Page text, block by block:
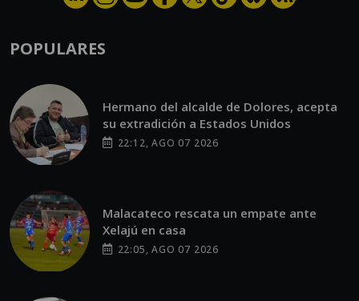
POPULARES
Hermano del alcalde de Dolores, acepta
su extradición a Estados Unidos
22:12, AGO 07 2026
Malacateco rescata un empate ante
Xelajú en casa
22:05, AGO 07 2026